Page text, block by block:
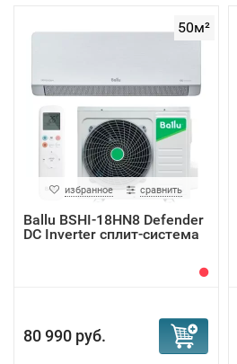
50м²
избранное сравнить
Ballu BSHI-18HN8 Defender
DC Inverter сплит-система
80 990 руб.